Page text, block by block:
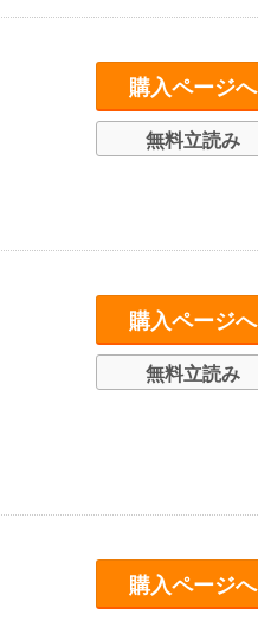
購入ページへ
無料立読み
購入ページへ
無料立読み
購入ページへ